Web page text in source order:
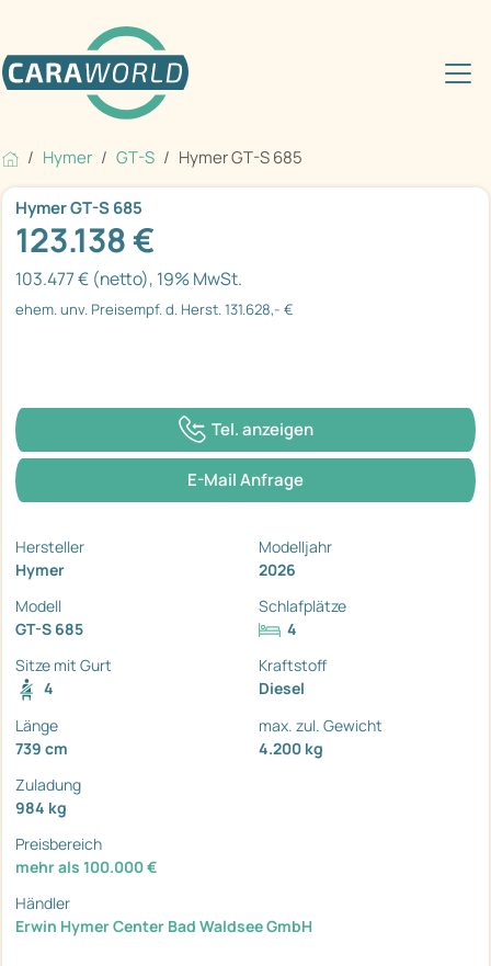
Hymer GT-S Hymer GT-S 685
Hymer GT-S 685
123.138 €
103.477 € (netto), 19% MwSt.
ehem. unv. Preisempf. d. Herst. 131.628,- €
Tel. anzeigen
E-Mail Anfrage
Hersteller
Hymer
Modelljahr
2026
Modell
GT-S 685
Schlafplätze
4
Sitze mit Gurt
4
Kraftstoff
Diesel
Länge
739 cm
max. zul. Gewicht
4.200 kg
Zuladung
984 kg
Preisbereich
mehr als 100.000 €
Händler
Erwin Hymer Center Bad Waldsee GmbH